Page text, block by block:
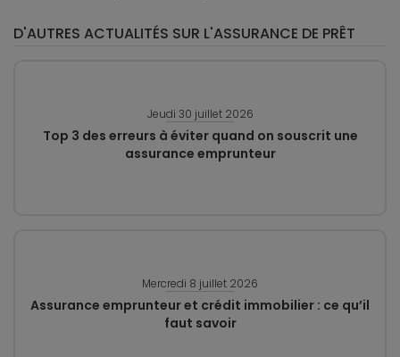
D'AUTRES ACTUALITÉS SUR L'ASSURANCE DE PRÊT
Jeudi 30 juillet 2026
Top 3 des erreurs à éviter quand on souscrit une
assurance emprunteur
Mercredi 8 juillet 2026
Assurance emprunteur et crédit immobilier : ce qu’il
faut savoir